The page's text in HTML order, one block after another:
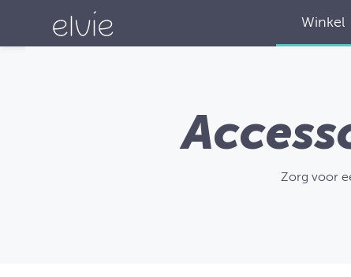
Winkel
Zorg voor